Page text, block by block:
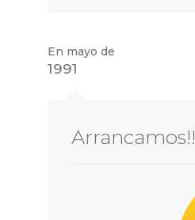
En mayo de
1991
Arrancamos!!